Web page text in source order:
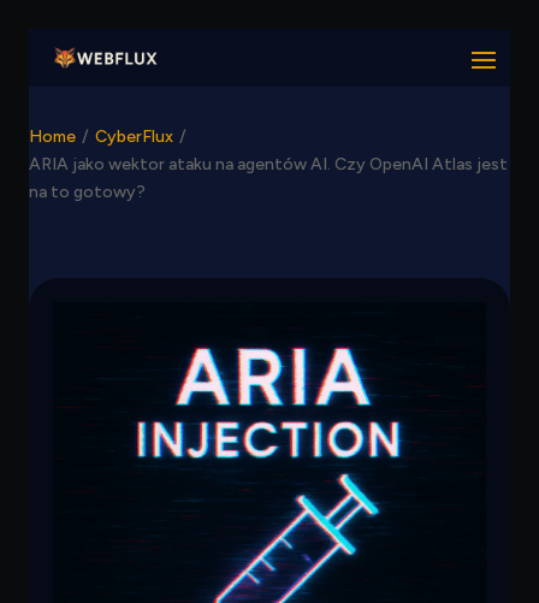
Home / CyberFlux /
ARIA jako wektor ataku na agentów AI. Czy OpenAI Atlas jest
na to gotowy?